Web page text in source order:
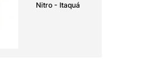
Nitro - Itaquá